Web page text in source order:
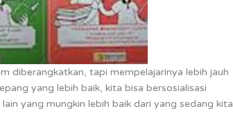
diberangkatkan, tapi mempelajarinya lebih jauh
yang lebih baik, kita bisa bersosialisasi
yang mungkin lebih baik dari yang sedang kita